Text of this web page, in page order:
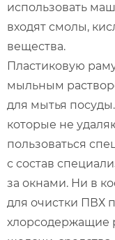
использовать
входят смолы,
вещества.
Пластиковую
мыльным
для мытья
которые не
пользоваться
с состав
за окнами. Ни в
для очистки ПВХ
хлорсодержащие